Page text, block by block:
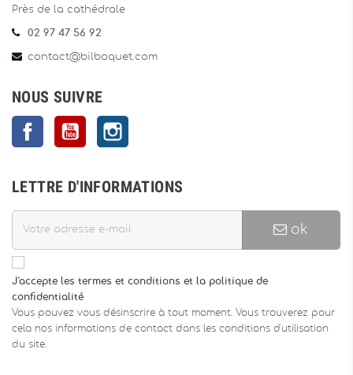
Près de la cathédrale
02 97 47 56 92
contact@bilboquet.com
NOUS SUIVRE
FacebookYouTube
LETTRE D'INFORMATIONS
ok
J'accepte les termes et conditions et la politique de
confidentialité
Vous pouvez vous désinscrire à tout moment. Vous trouverez pour
cela nos informations de contact dans les conditions d'utilisation
du site.